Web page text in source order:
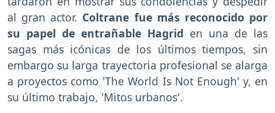
al gran actor. Coltrane fue más reconocido por
su papel de entrañable Hagrid en una de las
sagas más icónicas de los últimos tiempos, sin
embargo su larga trayectoria profesional se alarga
a proyectos como 'The World Is Not Enough' y, en
su último trabajo, 'Mitos urbanos'.